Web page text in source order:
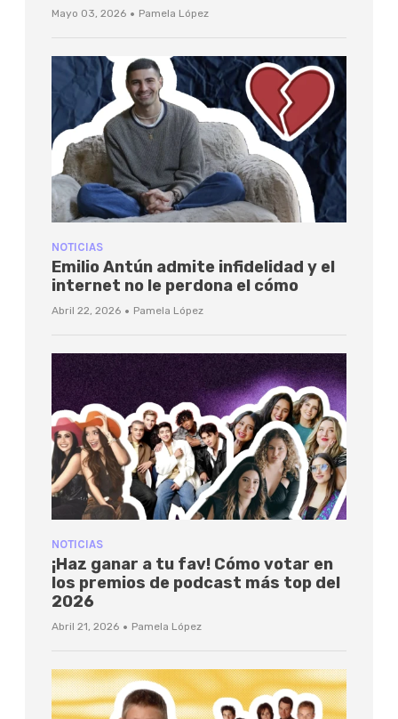
Mayo 03, 2026 · Pamela López
NOTICIAS
Emilio Antún admite infidelidad y el
internet no le perdona el cómo
Abril 22, 2026 · Pamela López
NOTICIAS
¡Haz ganar a tu fav! Cómo votar en
los premios de podcast más top del
2026
Abril 21, 2026 · Pamela López